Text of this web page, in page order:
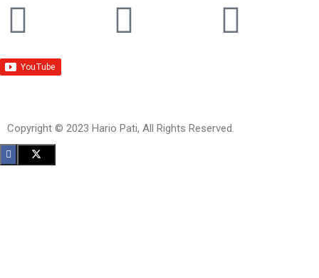
Copyright © 2023 Hario Pati, All Rights Reserved.